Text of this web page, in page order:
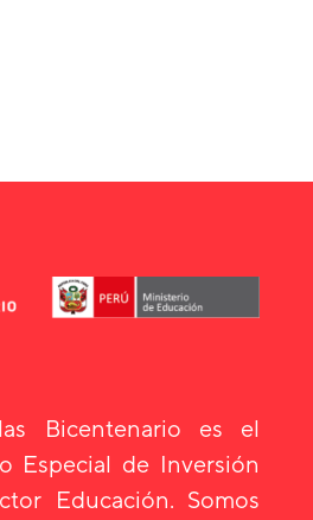
Bicentenario es el
Especial de Inversión
Educación. Somos